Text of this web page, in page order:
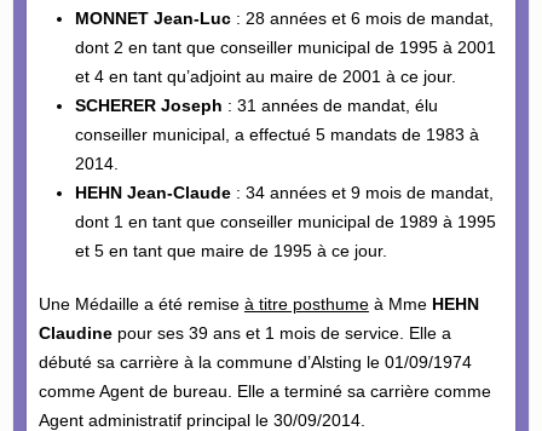
MONNET Jean-Luc: 28 années et 6 mois de mandat,
dont 2 en tant que conseiller municipal de 1995 à 2001
et 4 en tant qu’adjoint au maire de 2001 à ce jour.
SCHERER Joseph : 31 années de mandat, élu
conseiller municipal, a effectué 5 mandats de 1983 à
2014.
HEHN Jean-Claude: 34 années et 9 mois de mandat,
dont 1 en tant que conseiller municipal de 1989 à 1995
et 5 en tant que maire de 1995 à ce jour.
Une Médaille a été remise à titre posthumeà Mme HEHN
Claudinepour ses 39 ans et 1 mois de service. Elle a
débuté sa carrière à la commune d’Alsting le 01/09/1974
comme Agent de bureau. Elle a terminé sa carrière comme
Agent administratif principal le 30/09/2014.